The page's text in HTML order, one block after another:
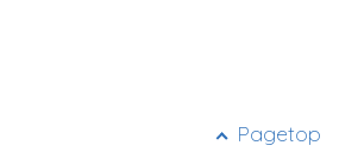
Pagetop